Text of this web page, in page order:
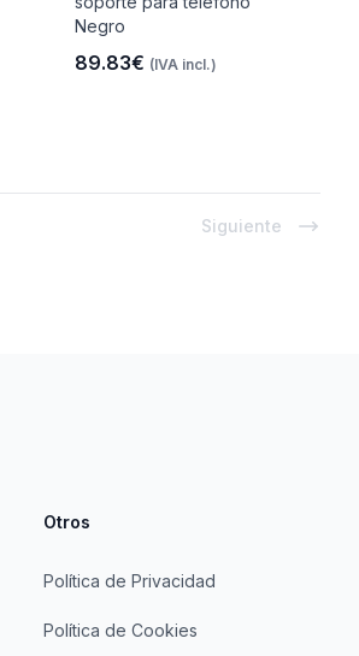
Negro
89.83€ (IVA incl.)
Siguiente
Otros
Política de Privacidad
Política de Cookies